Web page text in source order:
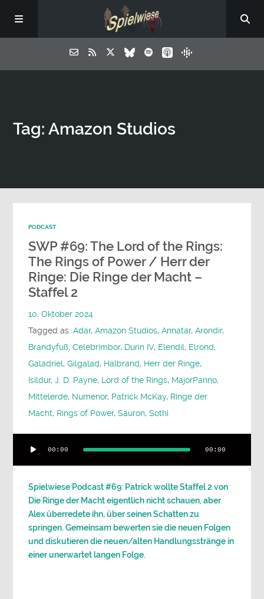
Tag: Amazon Studios
PODCAST
SWP #69: The Lord of the Rings:
The Rings of Power / Herr der
Ringe: Die Ringe der Macht –
Staffel 2
10. Oktober 2024
Tagged as:Adar,Amazon Studios,Annatar,Arondir,
Brandyfuß,Celebrimbor, Durin IV, Elendil, Elrond,
Galadriel,Gilgalad, Halbrand, Herr der Ringe,
Isildur,J. D. Payne, Lord of the Rings, MajorPanno,
Mittelerde, Numenor, Patrick McKay, Ringe der
Macht, Rings of Power,Sauron,Sothi
Player
00:00 00:00
Spielwiese Podcast #69: Patrick wollte Staffel 2 von
Die Ringe der Macht eigentlich nicht schauen, aber
Alex überredete ihn, über seinen Schatten zu
springen. Gemeinsam bewerten sie die neuen Folgen
und diskutieren die neuen/alten Handlungsstränge in
einer unerwartet langen Folge.